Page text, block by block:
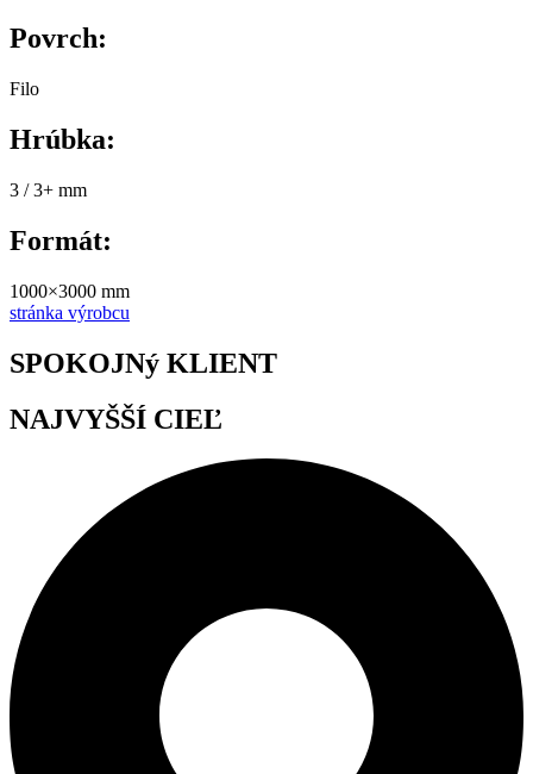
Povrch:
Filo
Hrúbka:
3 / 3+ mm
Formát:
1000×3000 mm
stránka výrobcu
SPOKOJNý KLIENT
NAJVYŠŠÍ CIEĽ